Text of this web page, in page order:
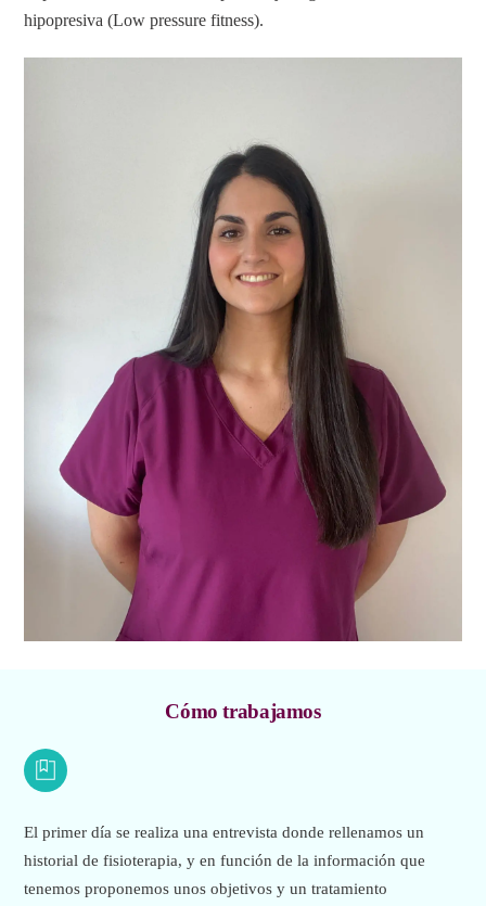
hipopresiva (Low pressure fitness).
Cómo trabajamos
El primer día se realiza una entrevista donde rellenamos un
historial de fisioterapia, y en función de la información que
tenemos proponemos unos objetivos y un tratamiento